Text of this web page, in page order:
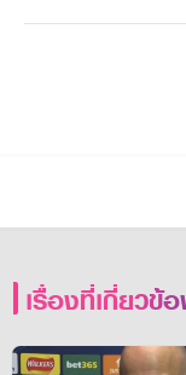
เรื่องที่เกี่ยวข้